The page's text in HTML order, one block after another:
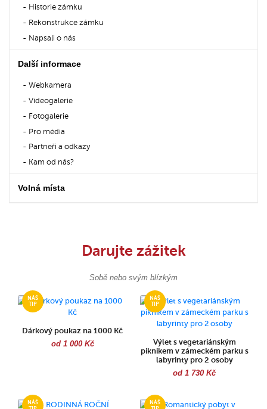
Historie zámku
Rekonstrukce zámku
Napsali o nás
Další informace
Webkamera
Videogalerie
Fotogalerie
Pro média
Partneři a odkazy
Kam od nás?
Volná místa
Darujte zážitek
Sobě nebo svým blízkým
Dárkový poukaz na 1000 Kč
od 1 000 Kč
Výlet s vegetariánským
piknikem v zámeckém parku s
labyrinty pro 2 osoby
od 1 730 Kč